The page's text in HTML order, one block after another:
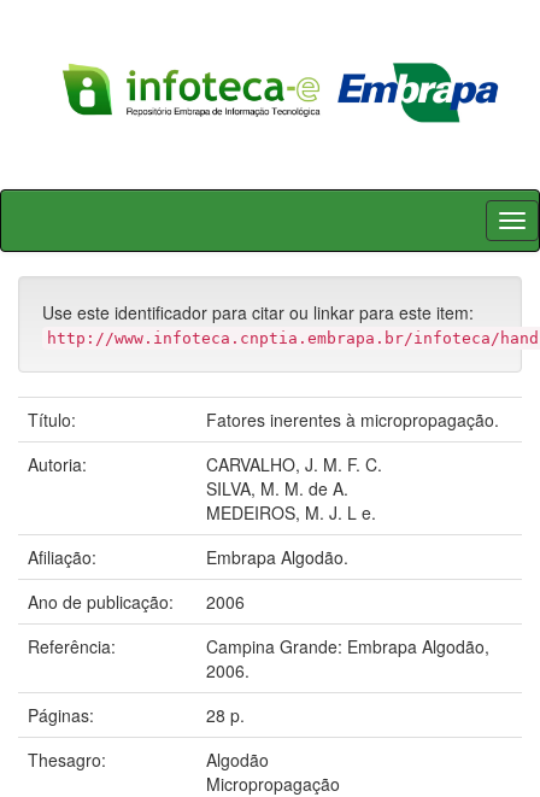
Skip
Use este identificador para citar ou linkar para este item:
http://www.infoteca.cnptia.embrapa.br/infoteca/
Título:
Fatores inerentes à micropropagação.
Autoria:
CARVALHO, J. M. F. C.
SILVA, M. M. de A.
MEDEIROS, M. J. L e.
Afiliação:
Embrapa Algodão.
Ano de publicação:
2006
Referência:
Campina Grande: Embrapa Algodão,
2006.
Páginas:
28 p.
Thesagro:
Algodão
Micropropagação